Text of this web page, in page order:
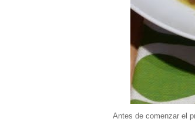
Antes de comenzar el